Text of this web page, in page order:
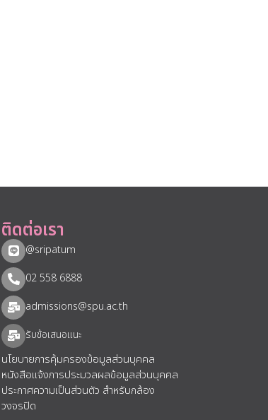
ติดต่อเรา
@sripatum
02 558 6888
admissions@spu.ac.th
รับข้อเสนอแนะ​
นโยบายการคุ้มครองข้อมูลส่วนบุคคล
หนังสือแจ้งการประมวลผลข้อมูลส่วนบุคคล
ประกาศความเป็นส่วนตัว สำหรับกล้อง
วงจรปิด